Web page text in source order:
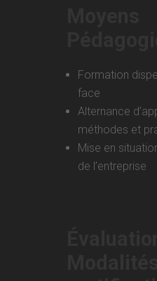
Formation
face
Alternance
méthodes et
Mise en
de l’entreprise